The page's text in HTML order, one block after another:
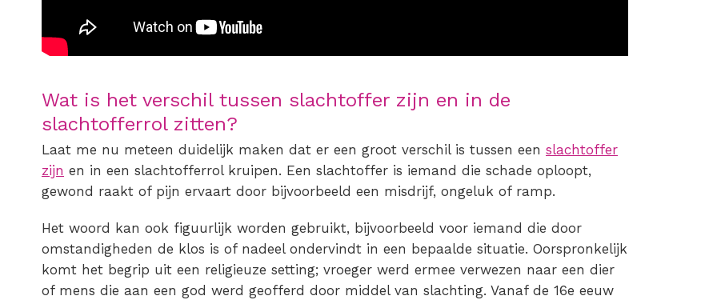
Wat is het verschil tussen slachtoffer zijn en in de
slachtofferrol zitten?
Laat me nu meteen duidelijk maken dat er een groot verschil is tussen een slachtoffer
zijn en in een slachtofferrolkruipen. Een slachtoffer is iemand die schade oploopt,
gewond raakt of pijn ervaart door bijvoorbeeld een misdrijf, ongeluk of ramp.
Het woord kan ook figuurlijk worden gebruikt, bijvoorbeeld voor iemand die door
omstandigheden de klos is of nadeel ondervindt in een bepaalde situatie. Oorspronkelijk
komt het begrip uit een religieuze setting; vroeger werd ermee verwezen naar een dier
of mens die aan een god werd geofferd door middel van slachting. Vanaf de 16e eeuw